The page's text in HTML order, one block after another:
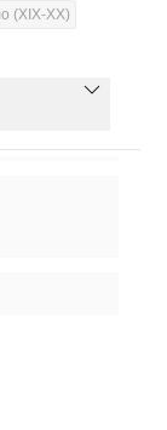
(XIX-XX)